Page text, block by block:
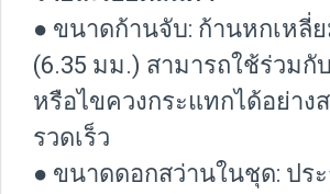
● ขนาดก้านจับ: ก้านหกเหลี่
(6.35 มม.) สามารถใช้ร่วมกั
หรือไขควงกระแทกได้อย่าง
รวดเร็ว
● ขนาดดอกสว่านในชุด: ปร